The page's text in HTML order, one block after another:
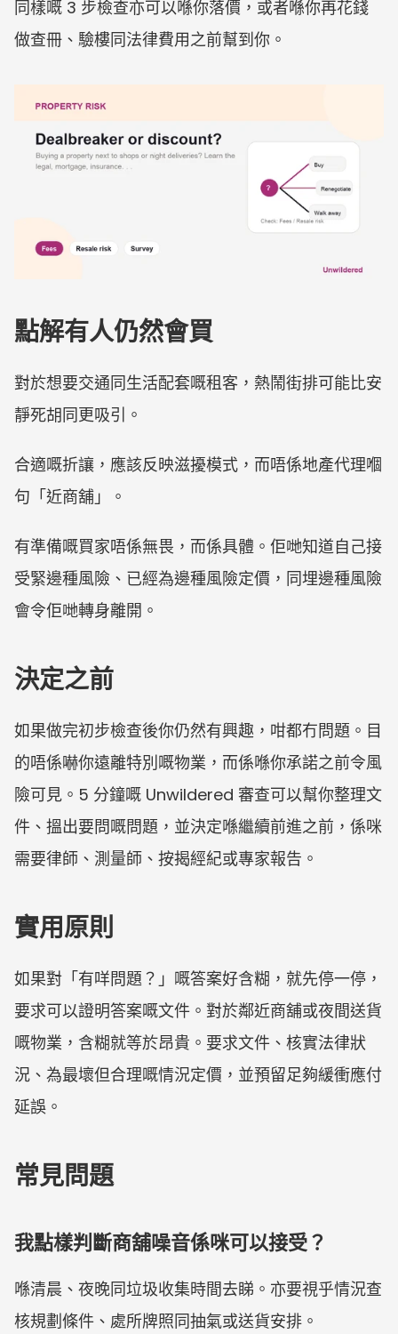
同樣嘅 3 步檢查亦可以喺你落價，或者喺你再花錢
做查冊、驗樓同法律費用之前幫到你。
點解有人仍然會買
對於想要交通同生活配套嘅租客，熱鬧街排可能比安
靜死胡同更吸引。
合適嘅折讓，應該反映滋擾模式，而唔係地產代理嗰
句「近商舖」。
有準備嘅買家唔係無畏，而係具體。佢哋知道自己接
受緊邊種風險、已經為邊種風險定價，同埋邊種風險
會令佢哋轉身離開。
決定之前
如果做完初步檢查後你仍然有興趣，咁都冇問題。目
的唔係嚇你遠離特別嘅物業，而係喺你承諾之前令風
險可見。5 分鐘嘅 Unwildered 審查可以幫你整理文
件、搵出要問嘅問題，並決定喺繼續前進之前，係咪
需要律師、測量師、按揭經紀或專家報告。
實用原則
如果對「有咩問題？」嘅答案好含糊，就先停一停，
要求可以證明答案嘅文件。對於鄰近商舖或夜間送貨
嘅物業，含糊就等於昂貴。要求文件、核實法律狀
況、為最壞但合理嘅情況定價，並預留足夠緩衝應付
延誤。
常見問題
我點樣判斷商舖噪音係咪可以接受？
喺清晨、夜晚同垃圾收集時間去睇。亦要視乎情況查
核規劃條件、處所牌照同抽氣或送貨安排。